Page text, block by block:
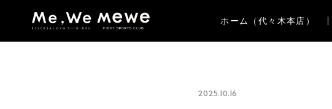
ホーム（代々木本店）
2025.10.16